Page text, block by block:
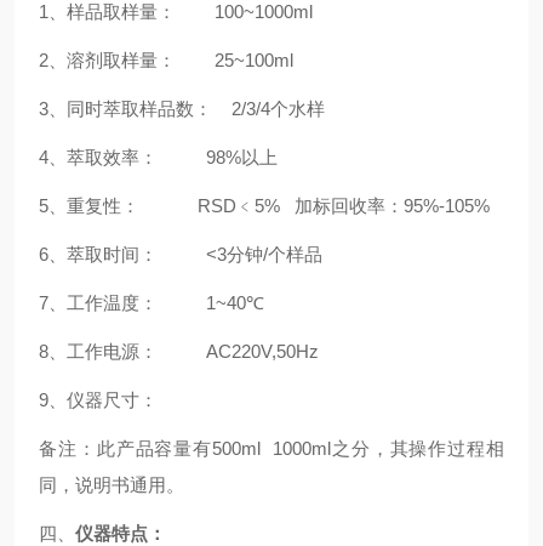
1 、样品取样量： 100~1000ml
2 、溶剂取样量： 25~100ml
3 、同时萃取样品数： 2/3/4个水样
4 、萃取效率： 98%以上
5 、重复性： RSD ﹤ 5% 加标回收率： 95%-105%
6 、萃取时间： <3分钟/个样品
7 、工作温度： 1~40℃
8 、工作电源： AC220V,50Hz
9 、仪器尺寸：
备注：此产品容量有500ml 1000ml之分，其操作过程相
同，说明书通用。
四、 仪器特点：